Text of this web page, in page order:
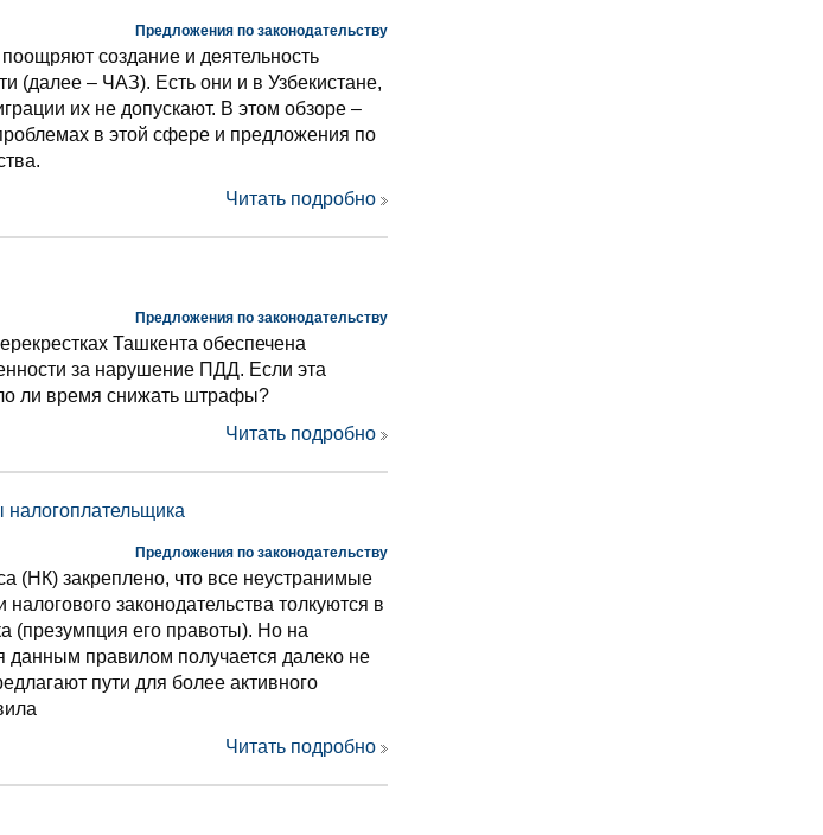
Предложения по законодательству
создание и деятельность
(далее – ЧАЗ). Есть они и в Узбекистане,
их не допускают. В этом обзоре –
в этой сфере и предложения по
Читать подробно
Предложения по законодательству
Ташкента обеспечена
за нарушение ПДД. Если эта
ли время снижать штрафы?
Читать подробно
Предложения по законодательству
(НК) закреплено, что все неустранимые
законодательства толкуются в
(презумпция его правоты). Но на
данным правилом получается далеко не
пути для более активного
Читать подробно